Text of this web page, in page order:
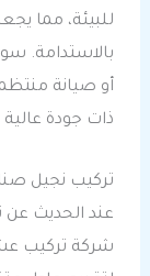
للبيئة، مما
بالاستدامة.
أو صيانة
ذات جودة
تركيب نجيل
عند الحديث عن
شركة تركيب